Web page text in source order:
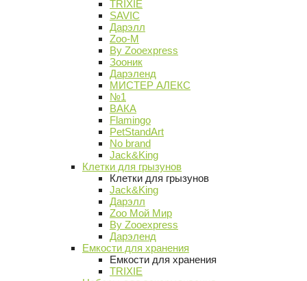
TRIXIE
SAVIC
Дарэлл
Zoo-M
By Zooexpress
Зооник
Дарэленд
МИСТЕР АЛЕКС
№1
ВАКА
Flamingo
PetStandArt
No brand
Jack&King
Клетки для грызунов
Клетки для грызунов
Jack&King
Дарэлл
Zoo Мой Мир
By Zooexpress
Дарэленд
Емкости для хранения
Емкости для хранения
TRIXIE